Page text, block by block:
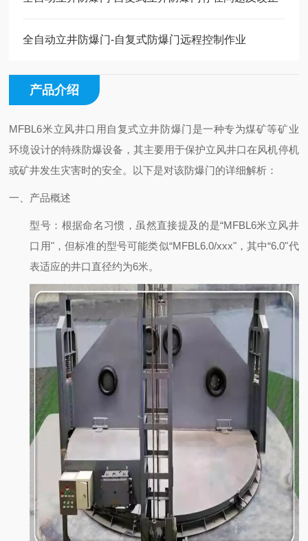
全自动立井防爆门-自复式防爆门远程控制作业
产品介绍
MFBL6米立风井口用自复式立井防爆门是一种专为煤矿等矿业
环境设计的特殊防爆设备，其主要用于保护立风井口在风机停机
或矿井发生灾害时的安全。以下是对该防爆门的详细解析：
一、产品概述
型号 ：根据命名习惯，虽然直接提及的是“MFBL6米立风井
口用"，但标准的型号可能类似“MFBL6.0/xxx"，其中“6.0"代
表适应的井口直径约为6米。